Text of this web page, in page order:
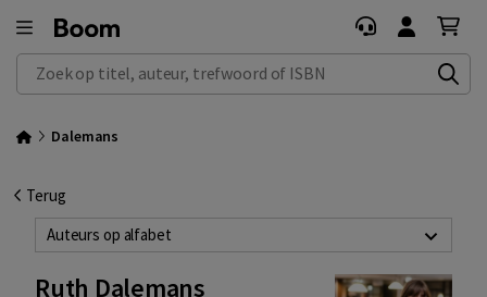
Zoek op titel, auteur, trefwoord of ISBN
Dalemans
Terug
Auteurs op alfabet
Ruth Dalemans